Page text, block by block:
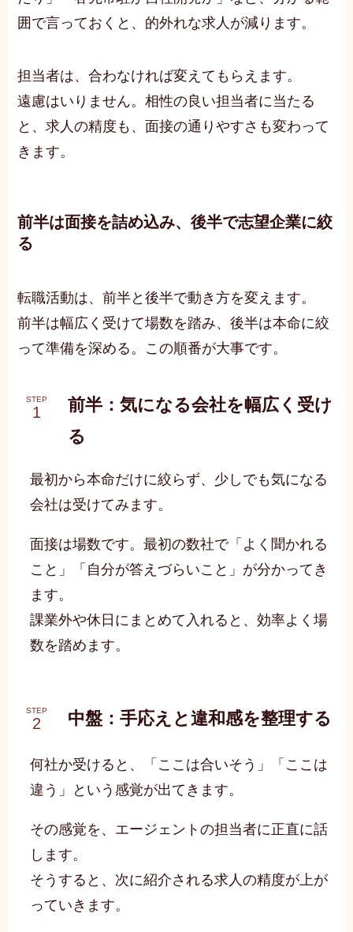
囲で言っておくと、的外れな求人が減ります。
担当者は、合わなければ変えてもらえます。
遠慮はいりません。相性の良い担当者に当たる
と、求人の精度も、面接の通りやすさも変わって
きます。
前半は面接を詰め込み、後半で志望企業に絞
る
転職活動は、前半と後半で動き方を変えます。
前半は幅広く受けて場数を踏み、後半は本命に絞
って準備を深める。この順番が大事です。
STEP
前半：気になる会社を幅広く受け
る
最初から本命だけに絞らず、少しでも気になる
会社は受けてみます。
面接は場数です。最初の数社で「よく聞かれる
こと」「自分が答えづらいこと」が分かってき
ます。
課業外や休日にまとめて入れると、効率よく場
数を踏めます。
STEP 中盤：手応えと違和感を整理する
何社か受けると、「ここは合いそう」「ここは
違う」という感覚が出てきます。
その感覚を、エージェントの担当者に正直に話
します。
そうすると、次に紹介される求人の精度が上が
っていきます。